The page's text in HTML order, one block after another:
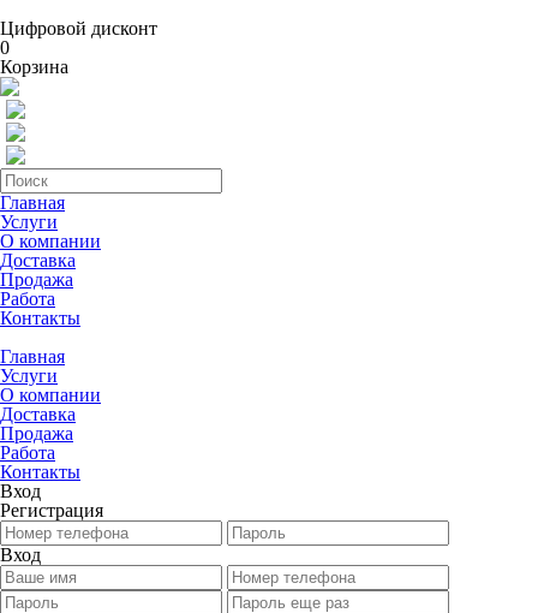
Цифровой дисконт
0
Корзина
Главная
Услуги
О компании
Доставка
Продажа
Работа
Контакты
Главная
Услуги
О компании
Доставка
Продажа
Работа
Контакты
Вход
Регистрация
Вход